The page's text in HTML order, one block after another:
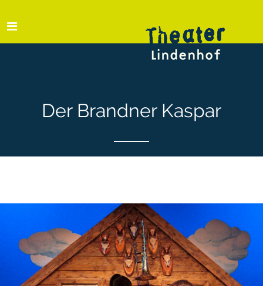
Der Brandner Kaspar